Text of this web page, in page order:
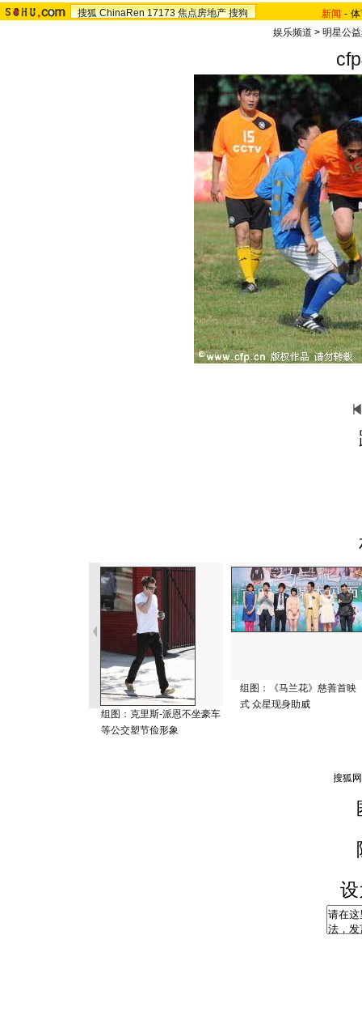
搜狐 ChinaRen 17173 焦点房地产 搜狗 新闻 -
娱乐频道 >明星公
组图：克里斯-派恩不坐豪车
等公交塑节俭形象
组图：《马兰花》慈善首映
式 众星现身助威